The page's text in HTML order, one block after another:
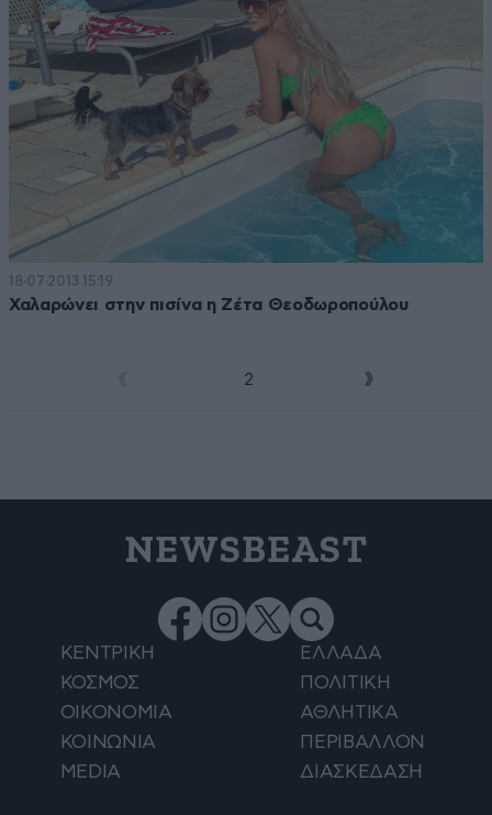
18·07·2013 15:19
Χαλαρώνει στην πισίνα η Ζέτα Θεοδωροπούλου
2
NEWSBEAST
ΚΕΝΤΡΙΚΗ
ΕΛΛΑΔΑ
ΚΟΣΜΟΣ
ΠΟΛΙΤΙΚΗ
ΟΙΚΟΝΟΜΙΑ
ΑΘΛΗΤΙΚΑ
ΚΟΙΝΩΝΙΑ
ΠΕΡΙΒΑΛΛΟΝ
MEDIA
ΔΙΑΣΚΕΔΑΣΗ